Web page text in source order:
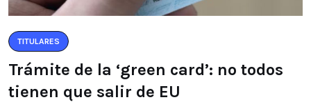
TITULARES
Trámite de la ‘green card’: no todos
tienen que salir de EU